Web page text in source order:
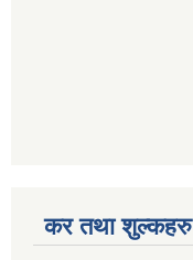
कर तथा शुल्कहरु